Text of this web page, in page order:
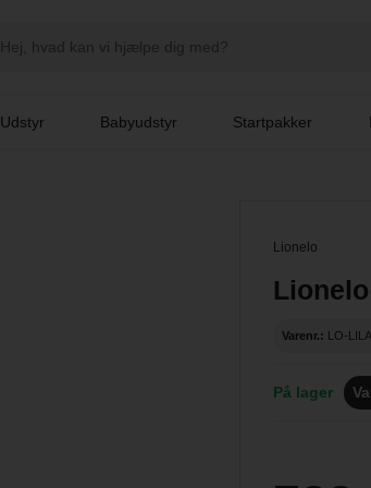
Udstyr Babyudstyr Startpakker
Lionelo
Varenr.: LO-
På lager